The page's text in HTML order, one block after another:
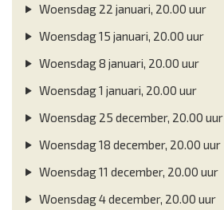
Woensdag 22 januari, 20.00 uur
Woensdag 15 januari, 20.00 uur
Woensdag 8 januari, 20.00 uur
Woensdag 1 januari, 20.00 uur
Woensdag 25 december, 20.00 uur
Woensdag 18 december, 20.00 uur
Woensdag 11 december, 20.00 uur
Woensdag 4 december, 20.00 uur